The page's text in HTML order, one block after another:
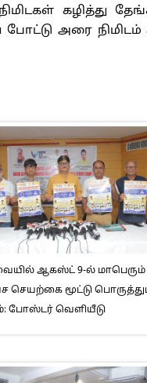
நிமிடகள் கழித்து
போட்டு அரை
ஆகஸ்ட் 9-ல் மாபெரும்
செயற்கை மூட்டு
போஸ்டர் வெளியீடு